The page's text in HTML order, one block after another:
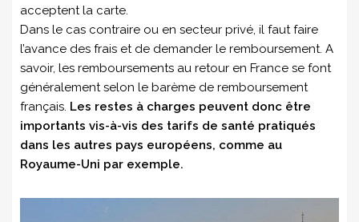
acceptent la carte.
Dans le cas contraire ou en secteur privé, il faut faire
l’avance des frais et de demander le remboursement. A
savoir, les remboursements au retour en France se font
généralement selon le barème de remboursement
français. Les restes à charges peuvent donc être
importants vis-à-vis des tarifs de santé pratiqués
dans les autres pays européens, comme au
Royaume-Uni par exemple.